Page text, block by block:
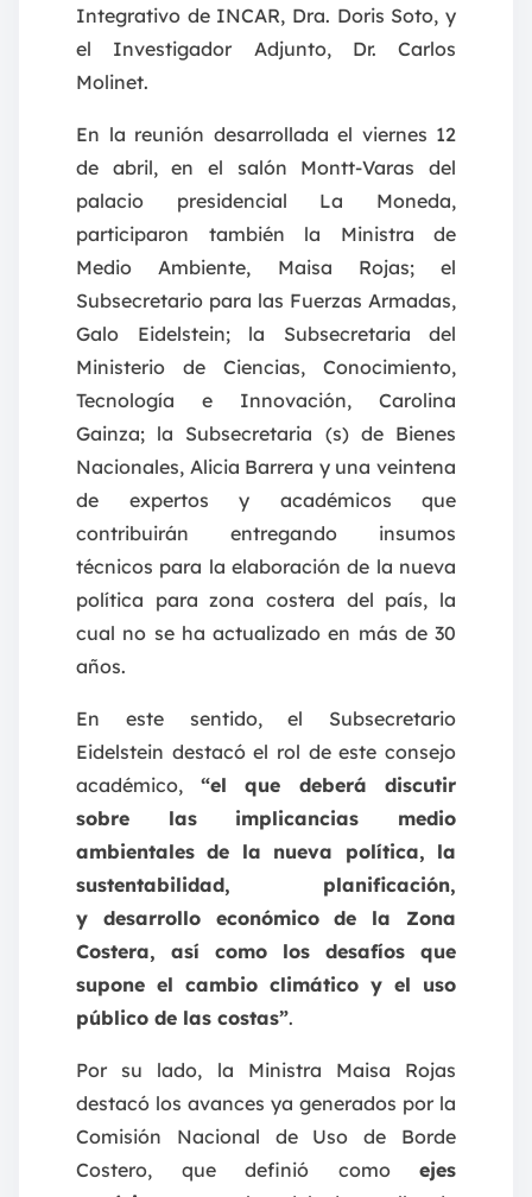
Integrativo de INCAR, Dra. Doris Soto, y
el Investigador Adjunto, Dr. Carlos
Molinet.
En la reunión desarrollada el viernes 12
de abril, en el salón Montt-Varas del
palacio presidencial La Moneda,
participaron también la Ministra de
Medio Ambiente, Maisa Rojas; el
Subsecretario para las Fuerzas Armadas,
Galo Eidelstein; la Subsecretaria del
Ministerio de Ciencias, Conocimiento,
Tecnología e Innovación, Carolina
Gainza; la Subsecretaria (s) de Bienes
Nacionales, Alicia Barrera y una veintena
de expertos y académicos que
contribuirán entregando insumos
técnicos para la elaboración de la nueva
política para zona costera del país, la
cual no se ha actualizado en más de 30
años.
En este sentido, el Subsecretario
Eidelstein destacó el rol de este consejo
académico, “el que deberá discutir
sobre las implicancias medio
ambientales de la nueva política, la
sustentabilidad, planificación,
y desarrollo económico de la Zona
Costera, así como los desafíos que
supone el cambio climático y el uso
público de las costas”.
Por su lado, la Ministra Maisa Rojas
destacó los avances ya generados por la
Comisión Nacional de Uso de Borde
Costero, que definió como ejes